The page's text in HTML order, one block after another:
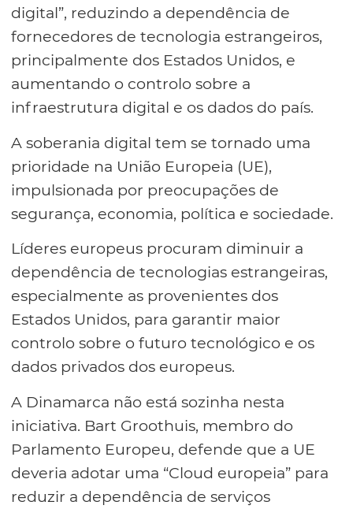
digital”, reduzindo a dependência de
fornecedores de tecnologia estrangeiros,
principalmente dos Estados Unidos, e
aumentando o controlo sobre a
infraestrutura digital e os dados do país.
A soberania digital tem se tornado uma
prioridade na União Europeia (UE),
impulsionada por preocupações de
segurança, economia, política e sociedade.
Líderes europeus procuram diminuir a
dependência de tecnologias estrangeiras,
especialmente as provenientes dos
Estados Unidos, para garantir maior
controlo sobre o futuro tecnológico e os
dados privados dos europeus.
A Dinamarca não está sozinha nesta
iniciativa. Bart Groothuis, membro do
Parlamento Europeu, defende que a UE
deveria adotar uma “Cloud europeia” para
reduzir a dependência de serviços